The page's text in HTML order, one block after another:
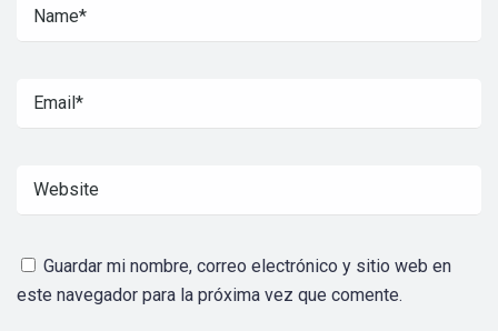
Guardar mi nombre, correo electrónico y sitio web en
este navegador para la próxima vez que comente.